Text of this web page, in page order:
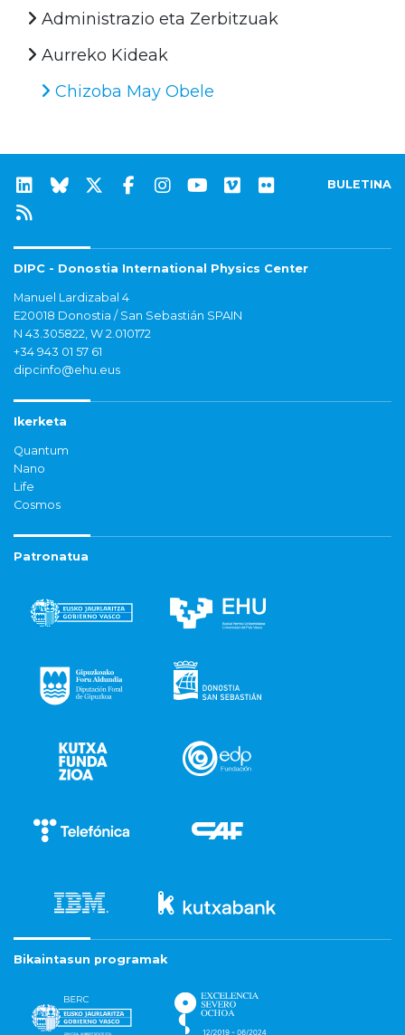
Administrazio eta Zerbitzuak
Aurreko Kideak
Chizoba May Obele
BULETINA
DIPC - Donostia International Physics Center
Manuel Lardizabal 4
E20018 Donostia / San Sebastián SPAIN
N 43.305822, W 2.010172
+34 943 01 57 61
dipcinfo@ehu.eus
Ikerketa
Quantum
Nano
Life
Cosmos
Patronatua
Bikaintasun programak